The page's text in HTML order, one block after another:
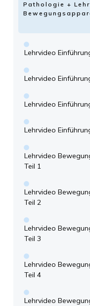
Pathologie +
Lehrvideo
Lehrvideo
Lehrvideo
Lehrvideo
Lehrvideo
Teil 1
Lehrvideo
Teil 2
Lehrvideo
Teil 3
Lehrvideo
Teil 4
Lehrvideo